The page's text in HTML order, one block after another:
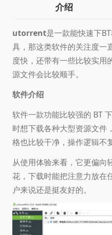
介绍
utorrent是一款能快速下
具，那这类软件的关注度一
度快，还带有一些比较实用
源文件会比较顺手。
软件介绍
软件一款功能比较强的 BT
时想下载各种大型资源文件
格也比较干净，操作逻辑不
从使用体验来看，它更偏向
花，下载时能把注意力放在
户来说还是挺友好的。